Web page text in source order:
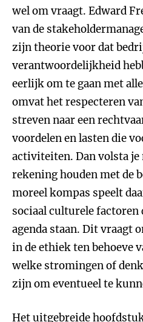
wel om vraagt. Edward
van de
zijn theorie voor dat
verantwoordelijkheid
eerlijk om te gaan met
omvat het respecteren
streven naar een
voordelen en lasten die
activiteiten. Dan volsta je
rekening houden met de
moreel kompas speelt
sociaal culturele factoren
agenda staan. Dit vraagt
in de ethiek ten behoeve
welke stromingen of
zijn om eventueel te
Het uitgebreide